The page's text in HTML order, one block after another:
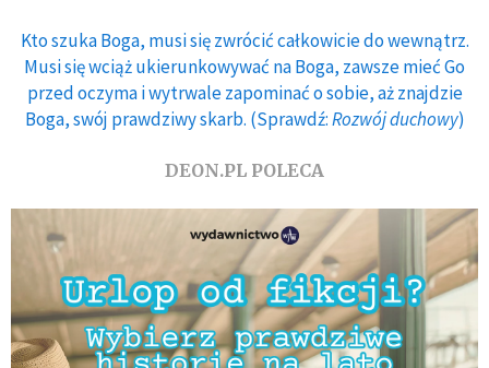
Kto szuka Boga, musi się zwrócić całkowicie do wewnątrz.
Musi się wciąż ukierunkowywać na Boga, zawsze mieć Go
przed oczyma i wytrwale zapominać o sobie, aż znajdzie
Boga, swój prawdziwy skarb. (Sprawdź:Rozwój duchowy)
DEON.PL POLECA